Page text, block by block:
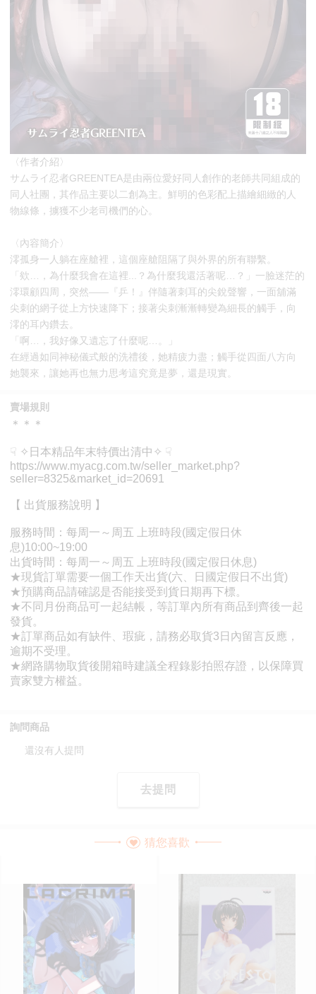
〈作者介紹〉
サムライ忍者GREENTEA是由兩位愛好同人創作的老師共同組成的
同人社團，其作品主要以二創為主。鮮明的色彩配上描繪細緻的人
物線條，擄獲不少老司機們的心。
〈內容簡介〉
澪孤身一人躺在座艙裡，這個座艙阻隔了與外界的所有聯繫。
「欸…，為什麼我會在這裡...？為什麼我還活著呢…？」一臉迷茫的
澪環顧四周，突然——『乒！』伴隨著刺耳的尖銳聲響，一面舖滿
尖刺的網子從上方快速降下；接著尖刺漸漸轉變為細長的觸手，向
澪的耳內鑽去。
「啊…，我好像又遺忘了什麼呢…。」
在經過如同神秘儀式般的洗禮後，她精疲力盡；觸手從四面八方向
她襲來，讓她再也無力思考這究竟是夢，還是現實。
賣場規則
詢問商品
還沒有人提問
去提問
猜您喜歡